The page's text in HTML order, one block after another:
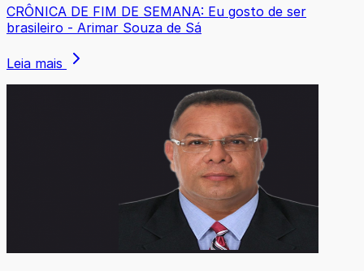
CRÔNICA DE FIM DE SEMANA: Eu gosto de ser
brasileiro - Arimar Souza de Sá
Leia mais